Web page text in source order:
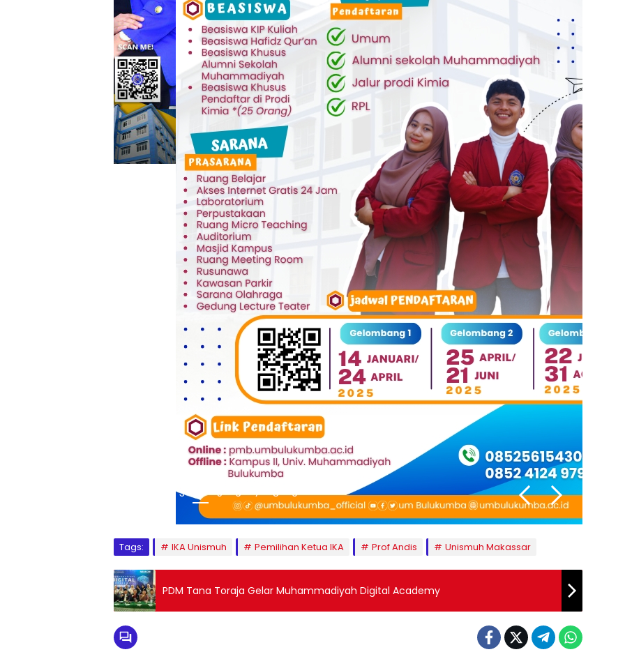
3 4 5 6 7 8 9
Tags: IKA Unismuh Pemilihan Ketua IKA Prof Andis Unismuh Makassar
PDM Tana Toraja Gelar Muhammadiyah Digital Academy